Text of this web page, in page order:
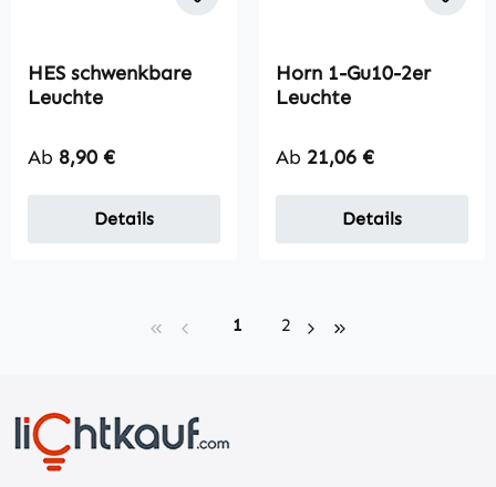
HES schwenkbare
Leuchte
Regulärer Preis:
Ab 8,90 €
Details
Horn 1-Gu10-2er
Leuchte
Regulärer Preis:
Ab 21,06 €
Details
Seite
1 Seite
2